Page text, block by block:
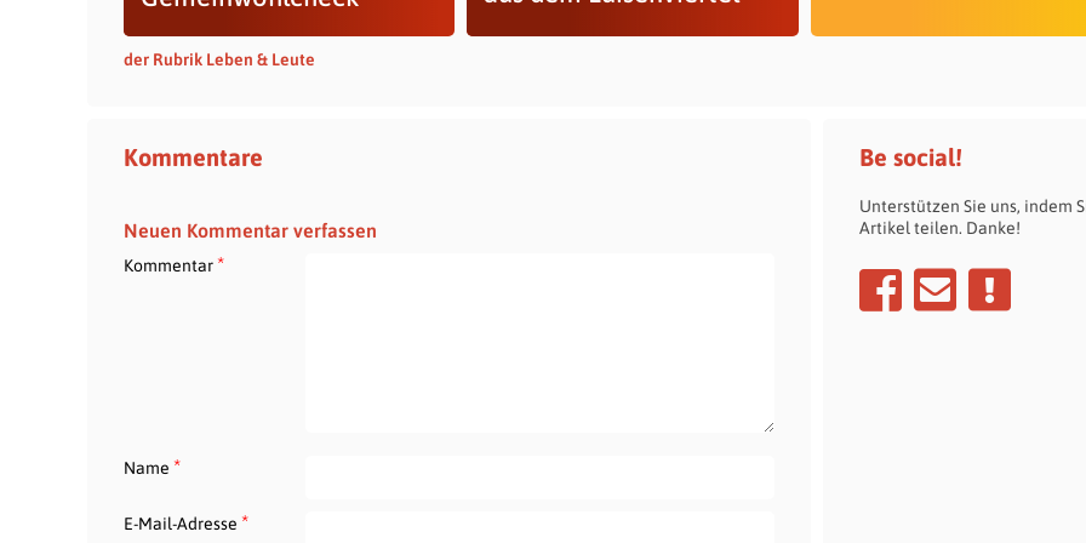
der Rubrik Leben & Leute
Kommentare
Neuen Kommentar verfassen
Kommentar*
Name *
E-Mail-Adresse *
Be social!
Unterstützen Sie uns, indem
Artikel teilen. Danke!